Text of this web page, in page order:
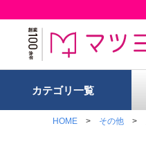
カテゴリ一覧
HOME その他